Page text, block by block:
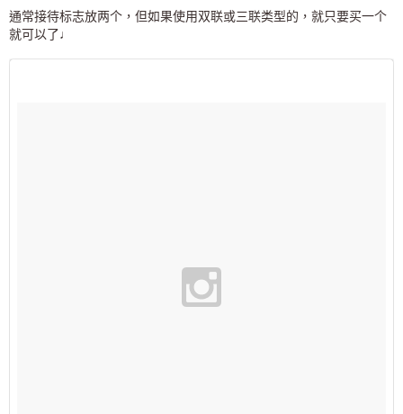
通常接待标志放两个，但如果使用双联或三联类型的，就只要买一个
就可以了♩